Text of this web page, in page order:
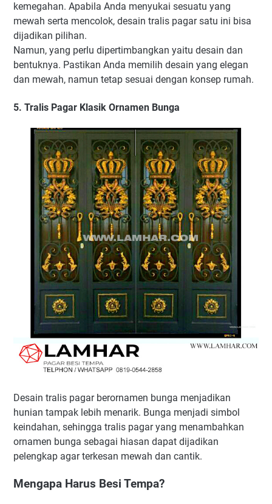
kemegahan. Apabila Anda menyukai sesuatu yang
mewah serta mencolok, desain tralis pagar satu ini bisa
dijadikan pilihan.
Namun, yang perlu dipertimbangkan yaitu desain dan
bentuknya. Pastikan Anda memilih desain yang elegan
dan mewah, namun tetap sesuai dengan konsep rumah.
5. Tralis Pagar Klasik Ornamen Bunga
Desain tralis pagar berornamen bunga menjadikan
hunian tampak lebih menarik. Bunga menjadi simbol
keindahan, sehingga tralis pagar yang menambahkan
ornamen bunga sebagai hiasan dapat dijadikan
pelengkap agar terkesan mewah dan cantik.
Mengapa Harus Besi Tempa?